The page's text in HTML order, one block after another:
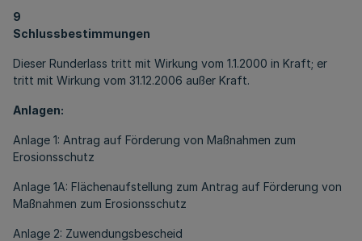
9
Schlussbestimmungen
Dieser Runderlass tritt mit Wirkung vom 1.1.2000 in Kraft; er
tritt mit Wirkung vom 31.12.2006 außer Kraft.
Anlagen:
Anlage 1: Antrag auf Förderung von Maßnahmen zum
Erosionsschutz
Anlage 1A: Flächenaufstellung zum Antrag auf Förderung von
Maßnahmen zum Erosionsschutz
Anlage 2: Zuwendungsbescheid